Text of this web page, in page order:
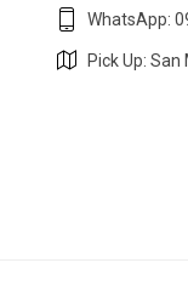
WhatsApp:
Pick Up: